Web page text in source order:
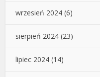
wrzesień 2024 (6)
sierpień 2024 (23)
lipiec 2024 (14)